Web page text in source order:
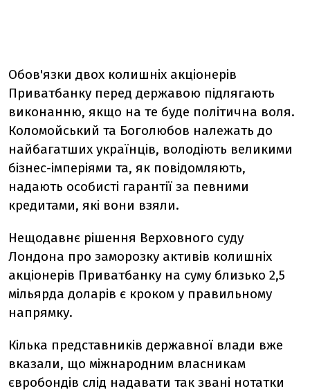
Обов'язки двох колишніх акціонерів
Приватбанку перед державою підлягають
виконанню, якщо на те буде політична воля.
Коломойський та Боголюбов належать до
найбагатших українців, володіють великими
бізнес-імперіями та, як повідомляють,
надають особисті гарантії за певними
кредитами, які вони взяли.
Нещодавнє рішення Верховного суду
Лондона про заморозку активів колишніх
акціонерів Приватбанку на суму близько 2,5
мільярда доларів є кроком у правильному
напрямку.
Кілька представників державної влади вже
вказали, що міжнародним власникам
євробондів слід надавати так звані нотатки